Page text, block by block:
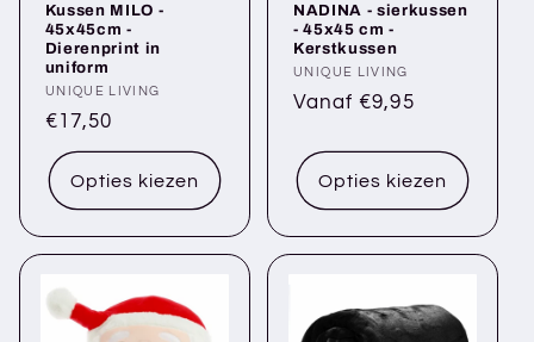
Kussen MILO -
45x45cm -
Dierenprint in
uniform
Verkoper:
UNIQUE LIVING
Normale
prijs
€17,50
Opties kiezen
NADINA - sierkussen
- 45x45 cm -
Kerstkussen
Verkoper:
UNIQUE LIVING
Normale
Vanaf €9,95
Opties kiezen